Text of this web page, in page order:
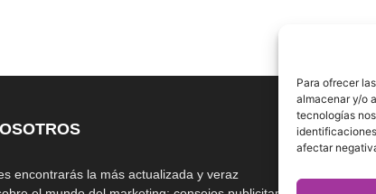
Para ofrecer
almacenar y/o
tecnologías
afectar
encontrarás la más actualizada y veraz